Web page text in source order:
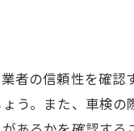
ランスを考慮
充実度をチェック
者の信頼性を確
う。また、車検